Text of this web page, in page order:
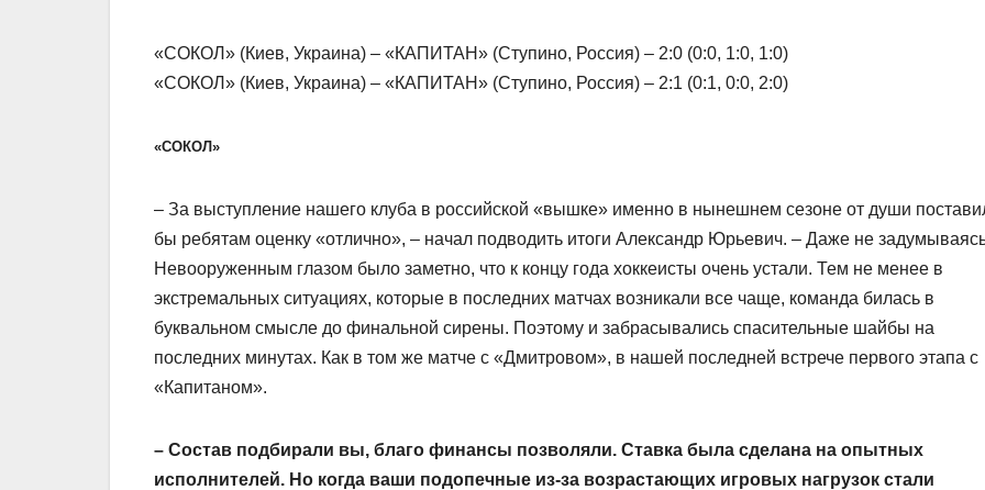
«СОКОЛ» (Киев, Украина) – «КАПИТАН» (Ступино, Россия) – 2:0 (0:0, 1:0, 1:0)
«СОКОЛ» (Киев, Украина) – «КАПИТАН» (Ступино, Россия) – 2:1 (0:1, 0:0, 2:0)
«СОКОЛ»
– За выступление нашего клуба в российской «вышке» именно в нынешнем сезоне от души
бы ребятам оценку «отлично», – начал подводить итоги Александр Юрьевич. – Даже не
Невооруженным глазом было заметно, что к концу года хоккеисты очень устали. Тем не менее в
экстремальных ситуациях, которые в последних матчах возникали все чаще, команда билась в
буквальном смысле до финальной сирены. Поэтому и забрасывались спасительные шайбы на
последних минутах. Как в том же матче с «Дмитровом», в нашей последней встрече первого этапа с
«Капитаном».
– Состав подбирали вы, благо финансы позволяли. Ставка была сделана на опытных
исполнителей. Но когда ваши подопечные из-за возрастающих игровых нагрузок стали